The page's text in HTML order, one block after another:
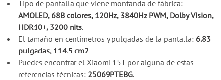
Tipo de pantalla que viene montanda de fábrica:
AMOLED, 68B colores, 120Hz, 3840Hz PWM, Dolby Vision,
HDR10+, 3200 nits.
El tamaño en centímetros y pulgadas de la pantalla: 6.83
pulgadas, 114.5 cm2.
Puedes encontrar el Xiaomi 15T por alguna de estas
referencias técnicas: 25069PTEBG.